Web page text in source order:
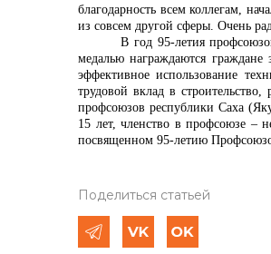
благодарность всем коллегам,
из совсем другой сферы. Очень
В год 95-летия
медалью награждаются граждане
эффективное использование
трудовой вклад в
профсоюзов республики Саха
15 лет, членство в профсоюзе –
посвященном 95-летию
Поделиться статьей